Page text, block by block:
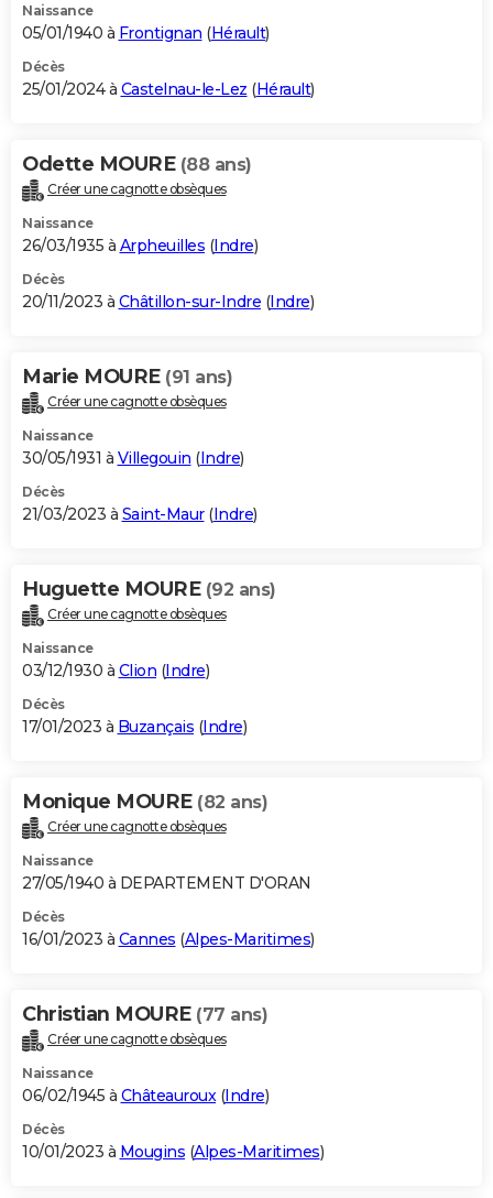
Naissance
05/01/1940 à Frontignan (Hérault)
Décès
25/01/2024 à Castelnau-le-Lez (Hérault)
Odette MOURE (88 ans)
Créer une cagnotte obsèques
Naissance
26/03/1935 à Arpheuilles (Indre)
Décès
20/11/2023 à Châtillon-sur-Indre (Indre)
Marie MOURE (91 ans)
Créer une cagnotte obsèques
Naissance
30/05/1931 à Villegouin (Indre)
Décès
21/03/2023 à Saint-Maur(Indre)
Huguette MOURE (92 ans)
Créer une cagnotte obsèques
Naissance
03/12/1930 à Clion (Indre)
Décès
17/01/2023 à Buzançais (Indre)
Monique MOURE (82 ans)
Créer une cagnotte obsèques
Naissance
27/05/1940 à DEPARTEMENT D'ORAN
Décès
16/01/2023 à Cannes (Alpes-Maritimes)
Christian MOURE (77 ans)
Créer une cagnotte obsèques
Naissance
06/02/1945 à Châteauroux(Indre)
Décès
10/01/2023 à Mougins (Alpes-Maritimes)